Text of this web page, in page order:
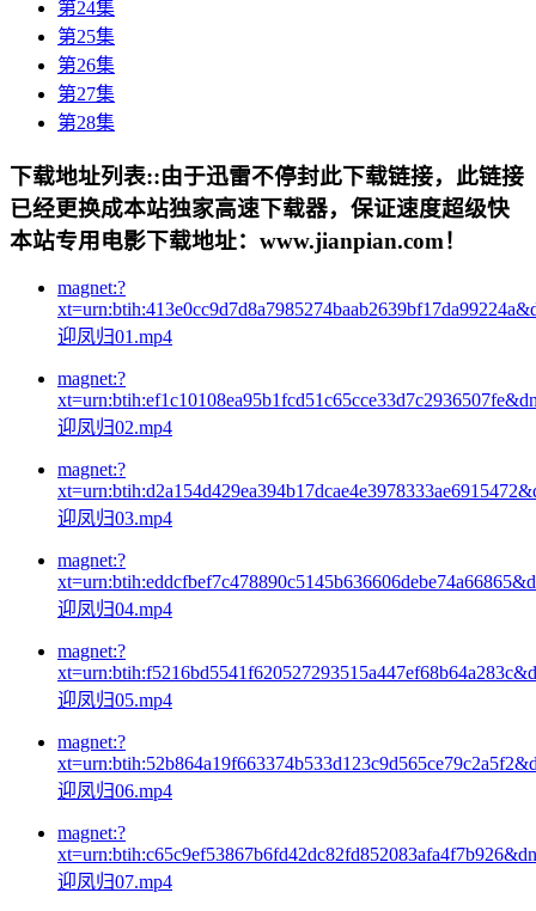
第24集
第25集
第26集
第27集
第28集
下载地址列表::由于迅雷不停封此下载链接，此链接
已经更换成本站独家高速下载器，保证速度超级快
本站专用电影下载地址：www.jianpian.com！
magnet:?
迎凤归01.mp4
magnet:?
迎凤归02.mp4
magnet:?
迎凤归03.mp4
magnet:?
迎凤归04.mp4
magnet:?
迎凤归05.mp4
magnet:?
迎凤归06.mp4
magnet:?
迎凤归07.mp4